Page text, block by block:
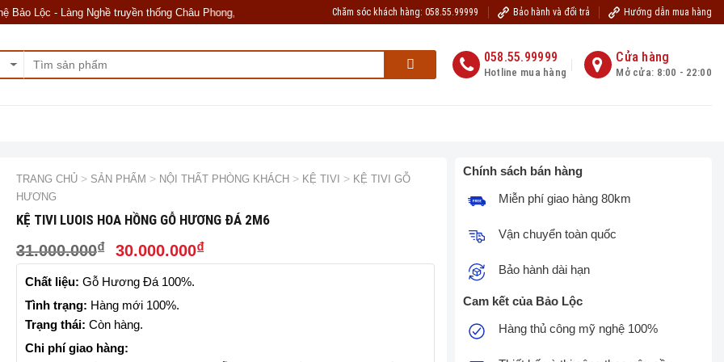
Lộc - Làng Nghề truyền thống Châu Phong, Liên Hà, Đông Anh, Hà Nội. Kính chúc quý khách hàng sức khỏe, hạnh phúc, tài lộc www.dogobaoloc.vn
Chăm sóc khách hàng: 058.55.99999 Bảo hành và đổi trả Hướng dẫn mua hàng
058.55.99999
Hotline mua hàng
Cửa hàng
Mở cửa: 8:00 - 22:00
TRANG CHỦ > SẢN PHẨM > NỘI THẤT PHÒNG KHÁCH > KỆ TIVI > KỆ TIVI GỖ
HƯƠNG
KỆ TIVI LUOIS HOA HỒNG GỖ HƯƠNG ĐÁ 2M6
31.000.000₫ 30.000.000₫
Chất liệu: Gỗ Hương Đá 100%.
Tình trạng: Hàng mới 100%.
Trạng thái: Còn hàng.
Chi phí giao hàng:
Chính sách bán hàng
Miễn phí giao hàng 80km
Vận chuyển toàn quốc
Bảo hành dài hạn
Cam kết của Bảo Lộc
Hàng thủ công mỹ nghệ 100%